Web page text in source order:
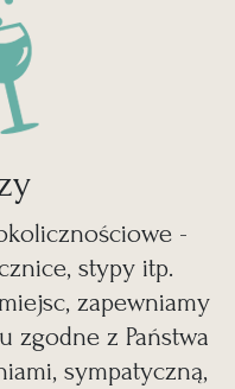
-
stypy itp.
zapewniamy
zgodne z Państwa
sympatyczną,